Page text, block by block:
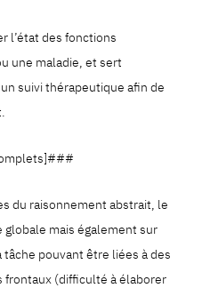
l’état des fonctions
une maladie, et sert
suivi thérapeutique afin de
du raisonnement abstrait, le
globale mais également sur
pouvant être liées à des
(difficulté à élaborer